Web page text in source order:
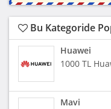
Bu Kategoride
Huawei
1000 TL
Mavi